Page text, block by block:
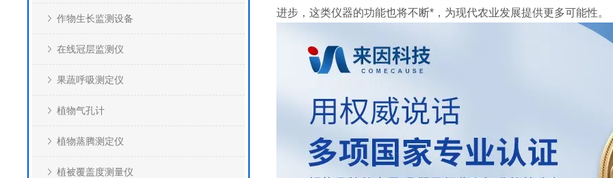
作物生长监测设备
在线冠层监测仪
果蔬呼吸测定仪
植物气孔计
植物蒸腾测定仪
植被覆盖度测量仪
进步，这类仪器的功能也将不断*，为现代农业发展提供更多可能性。